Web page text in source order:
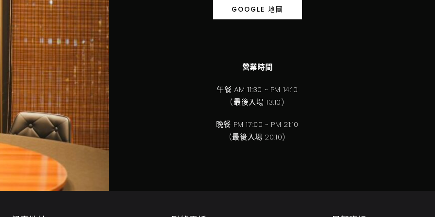
GOOGLE 地圖
營業時間
午餐 AM 11:30 ~ PM 14:10
(最後入場 13:10)
晚餐 PM 17:00 ~ PM 21:10
(最後入場 20:10)